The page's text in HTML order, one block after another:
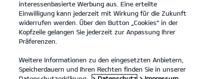
interessenbasierte Werbung aus. Eine erteilte
Einwilligung kann jederzeit mit Wirkung für die Zukunft
widerrufen werden. Über den Button „Cookies“ in der
Kopfzeile gelangen Sie jederzeit zur Anpassung Ihrer
Präferenzen.
Weitere Informationen zu den eingesetzten Anbietern,
Speicherdauern und Ihren Rechten finden Sie in unserer